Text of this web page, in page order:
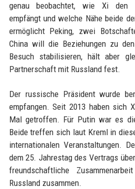
genau beobachtet, wie Xi den
empfängt und welche Nähe beide
ermöglicht Peking, zwei
China will die Beziehungen zu
Besuch stabilisieren, hält aber
Partnerschaft mit Russland fest.
Der russische Präsident wurde
empfangen. Seit 2013 haben sich
Mal getroffen. Für Putin war es
Beide treffen sich laut Kreml in
internationalen Veranstaltungen.
dem 25. Jahrestag des Vertrags
freundschaftliche
Russland zusammen.